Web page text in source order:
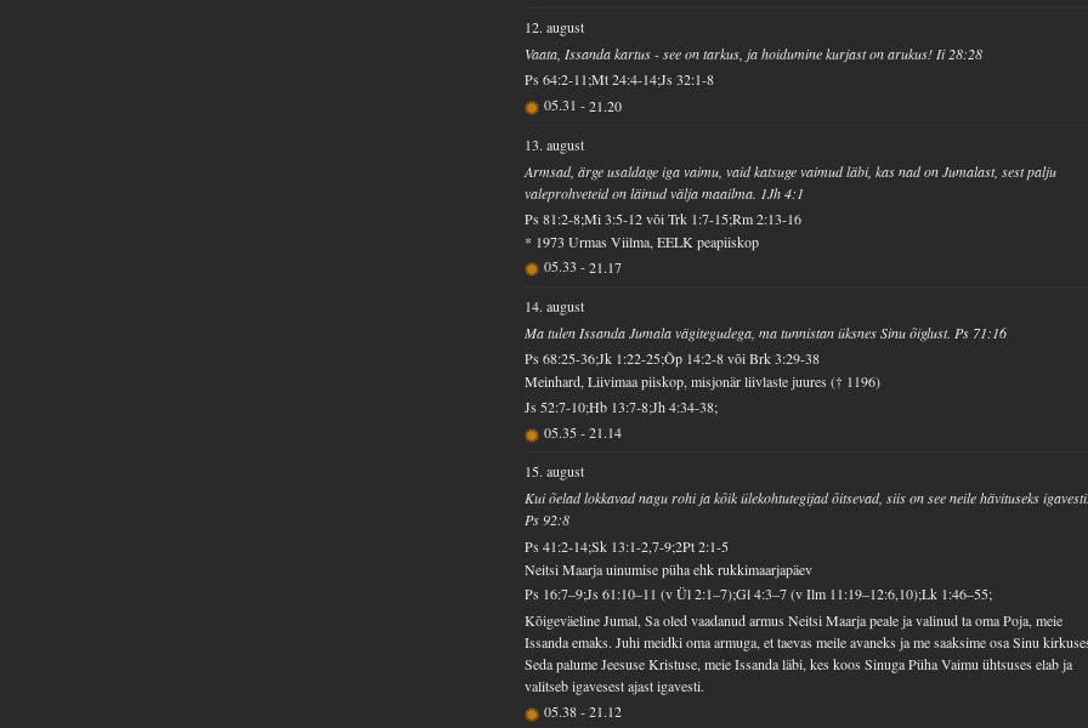
12. august
Vaata, Issanda kartus - see on tarkus, ja hoidumine kurjast on arukus! Ii 28:28
Ps 64:2-11;Mt 24:4-14;Js 32:1-8
05.31 -21.20
13. august
Armsad, ärge usaldage iga vaimu, vaid katsuge vaimud läbi, kas nad on Jumalast, sest palju
valeprohveteid on läinud välja maailma. 1Jh 4:1
Ps 81:2-8;Mi 3:5-12 või Trk 1:7-15;Rm 2:13-16
* 1973 Urmas Viilma, EELK peapiiskop
05.33 -21.17
14. august
Ma tulen Issanda Jumala vägitegudega, ma tunnistan üksnes Sinu õiglust. Ps 71:16
Ps 68:25-36;Jk 1:22-25;Õp 14:2-8 või Brk 3:29-38
Meinhard, Liivimaa piiskop, misjonär liivlaste juures († 1196)
Js 52:7-10;Hb 13:7-8;Jh 4:34-38;
05.35-21.14
15. august
Kui õelad lokkavad nagu rohi ja kõik ülekohtutegijad õitsevad, siis on see neile hävituseks
Ps 92:8
Ps 41:2-14;Sk 13:1-2,7-9;2Pt 2:1-5
Neitsi Maarja uinumise püha ehk rukkimaarjapäev
Ps 16:7–9;Js 61:10–11 (v Ül 2:1–7);Gl 4:3–7 (v Ilm 11:19–12:6,10);Lk 1:46–55;
Kõigeväeline Jumal, Sa oled vaadanud armus Neitsi Maarja peale ja valinud ta oma Poja, meie
Issanda emaks. Juhi meidki oma armuga, et taevas meile avaneks ja me saaksime osa Sinu
Seda palume Jeesuse Kristuse, meie Issanda läbi, kes koos Sinuga Püha Vaimu ühtsuses elab ja
valitseb igavesest ajast igavesti.
05.38-21.12